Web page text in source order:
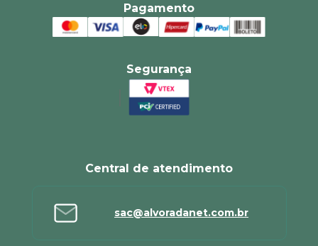
Pagamento
Segurança
Central de atendimento
sac@alvoradanet.com.br